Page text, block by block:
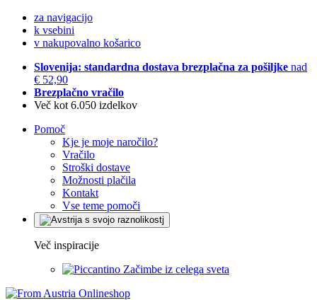
za navigacijo
k vsebini
v nakupovalno košarico
Slovenija: standardna dostava brezplačna za pošiljke nad
€ 52,90
Brezplačno vračilo
Več kot 6.050 izdelkov
Pomoč
Kje je moje naročilo?
Vračilo
Stroški dostave
Možnosti plačila
Kontakt
Vse teme pomoči
Več inspiracije
Začimbe iz celega sveta